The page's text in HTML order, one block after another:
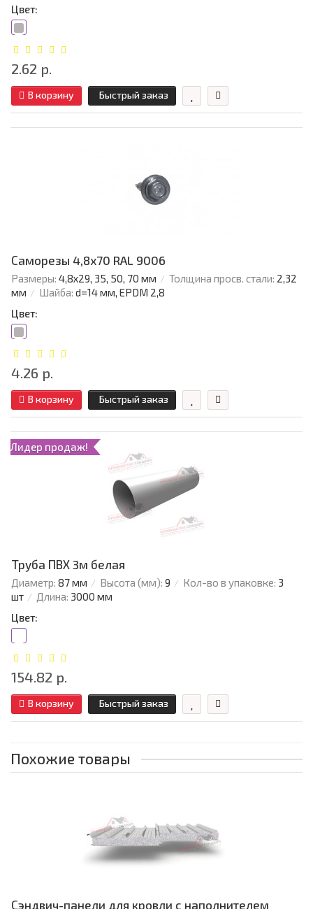
Цвет:
2.62 р.
В корзину Быстрый заказ
Саморезы 4,8х70 RAL 9006
Размеры: 4,8х29, 35, 50, 70 мм Толщина просв. стали: 2,32
мм
Шайба: d=14 мм, EPDM 2,8
Цвет:
4.26 р.
В корзину Быстрый заказ
Лидер продаж!
Труба ПВХ 3м белая
Диаметр: 87 мм Высота (мм): 9 Кол-во в упаковке: 3
шт
Длина: 3000 мм
Цвет:
154.82 р.
В корзину Быстрый заказ
Похожие товары
Сэндвич-панели для кровли с наполнителем